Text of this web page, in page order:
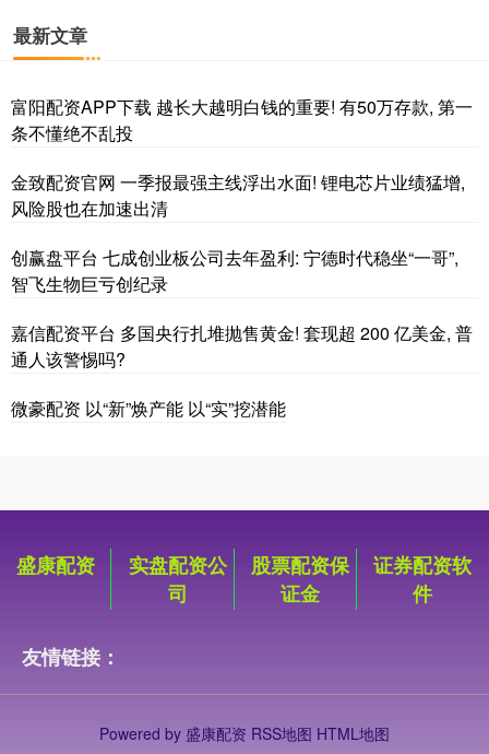
最新文章
富阳配资APP下载 越长大越明白钱的重要! 有50万存款, 第一
条不懂绝不乱投
金致配资官网 一季报最强主线浮出水面! 锂电芯片业绩猛增,
风险股也在加速出清
创赢盘平台 七成创业板公司去年盈利: 宁德时代稳坐“一哥”,
智飞生物巨亏创纪录
嘉信配资平台 多国央行扎堆抛售黄金! 套现超 200 亿美金, 普
通人该警惕吗?
微豪配资 以“新”焕产能 以“实”挖潜能
盛康配资
实盘配资公
司
股票配资保
证金
证券配资软
件
友情链接：
Powered by 盛康配资 RSS地图 HTML地图